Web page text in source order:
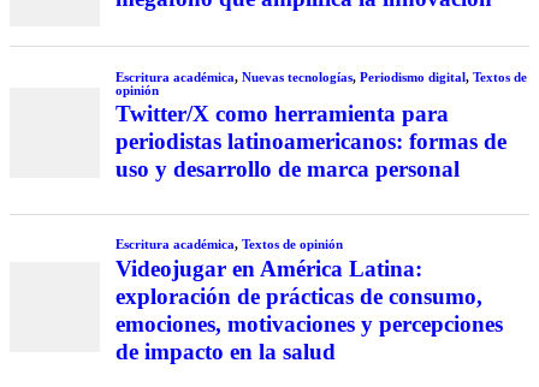
Escritura académica, Nuevas tecnologías, Periodismo digital, Textos de
opinión
Twitter/X como herramienta para
periodistas latinoamericanos: formas de
uso y desarrollo de marca personal
Escritura académica, Textos de opinión
Videojugar en América Latina:
exploración de prácticas de consumo,
emociones, motivaciones y percepciones
de impacto en la salud